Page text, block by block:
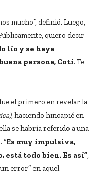
mucho”, definió. Luego,
quiero decir
lío y se haya
persona, Coti. Te
el primero en revelar la
haciendo hincapié en
se habría referido a una
“Es muy impulsiva,
está todo bien. Es así”,
error” en aquel